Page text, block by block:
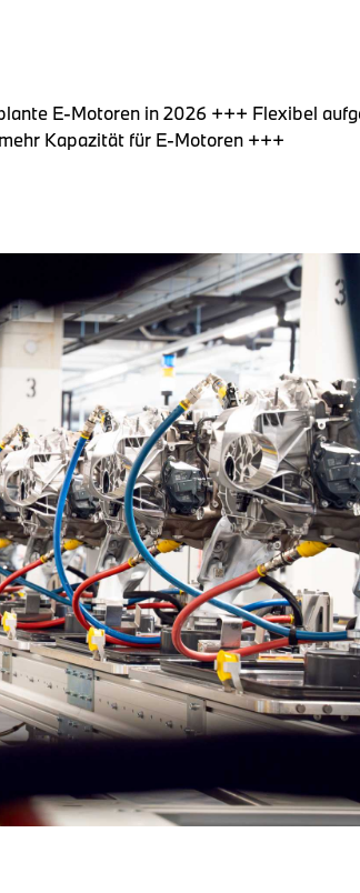
E-Motoren in 2026 +++ Flexibel
Kapazität für E-Motoren +++